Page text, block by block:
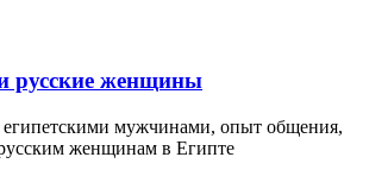
русские женщины
египетскими мужчинами, опыт общения,
женщинам в Египте